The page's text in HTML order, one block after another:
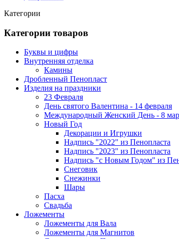
Категории
Категории товаров
Буквы и цифры
Внутренняя отделка
Камины
Дробленный Пенопласт
Изделия на праздники
23 Февраля
День святого Валентина - 14 февраля
Международный Женский День - 8
Новый Год
Декорации и Игрушки
Надпись "2022" из Пенопласта
Надпись "2023" из Пенопласта
Надпись "с Новым Годом" из
Снеговик
Снежинки
Шары
Пасха
Свадьба
Ложементы
Ложементы для Вала
Ложементы для Магнитов